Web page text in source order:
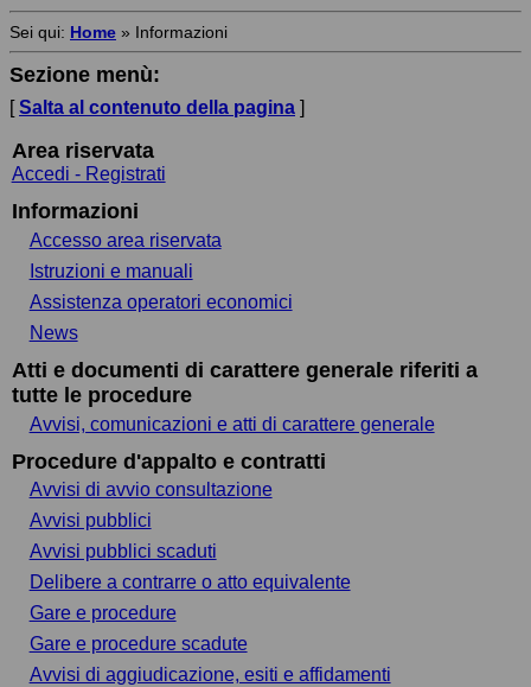
Sei qui: Home » Informazioni
Sezione menù:
[Salta al contenuto della pagina ]
Area riservata
Accedi - Registrati
Informazioni
Accesso area riservata
Istruzioni e manuali
Assistenza operatori economici
News
Atti e documenti di carattere generale riferiti a
tutte le procedure
Avvisi, comunicazioni e atti di carattere generale
Procedure d'appalto e contratti
Avvisi di avvio consultazione
Avvisi pubblici
Avvisi pubblici scaduti
Delibere a contrarre o atto equivalente
Gare e procedure
Gare e procedure scadute
Avvisi di aggiudicazione, esiti e affidamenti